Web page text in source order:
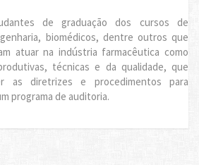
de graduação dos cursos de
biomédicos, dentre outros que
atuar na indústria farmacêutica como
técnicas e da qualidade, que
as diretrizes e procedimentos para
programa de auditoria.